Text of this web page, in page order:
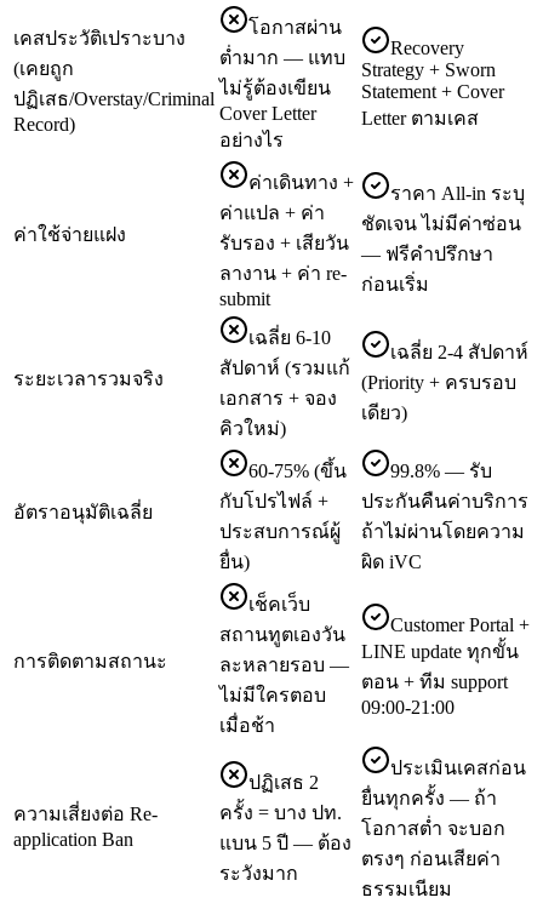
เคสประวัติเปราะบาง
(เคยถูก
ปฏิเสธ/Overstay/Criminal
Record)
โอกาสผ่าน
ต่ำมาก — แทบ
ไม่รู้ต้องเขียน
Cover Letter
อย่างไร
Recovery
Strategy + Sworn
Statement + Cover
Letter ตามเคส
ค่าใช้จ่ายแฝง
ค่าเดินทาง +
ค่าแปล + ค่า
รับรอง + เสียวัน
ลางาน + ค่า re-
submit
ราคา All-in ระบุ
ชัดเจน ไม่มีค่าซ่อน
— ฟรีคำปรึกษา
ก่อนเริ่ม
ระยะเวลารวมจริง
เฉลี่ย 6-10
สัปดาห์ (รวมแก้
เอกสาร + จอง
คิวใหม่)
เฉลี่ย 2-4 สัปดาห์
(Priority + ครบรอบ
เดียว)
อัตราอนุมัติเฉลี่ย
60-75% (ขึ้น
กับโปรไฟล์ +
ประสบการณ์ผู้
ยื่น)
99.8% — รับ
ประกันคืนค่าบริการ
ถ้าไม่ผ่านโดยความ
ผิด iVC
การติดตามสถานะ
เช็คเว็บ
สถานทูตเองวัน
ละหลายรอบ —
ไม่มีใครตอบ
เมื่อช้า
Customer Portal +
LINE update ทุกขั้น
ตอน + ทีม support
09:00-21:00
ความเสี่ยงต่อ Re-
application Ban
ปฏิเสธ 2
ครั้ง = บาง ปท.
แบน 5 ปี — ต้อง
ระวังมาก
ประเมินเคสก่อน
ยื่นทุกครั้ง — ถ้า
โอกาสต่ำ จะบอก
ตรงๆ ก่อนเสียค่า
ธรรมเนียม